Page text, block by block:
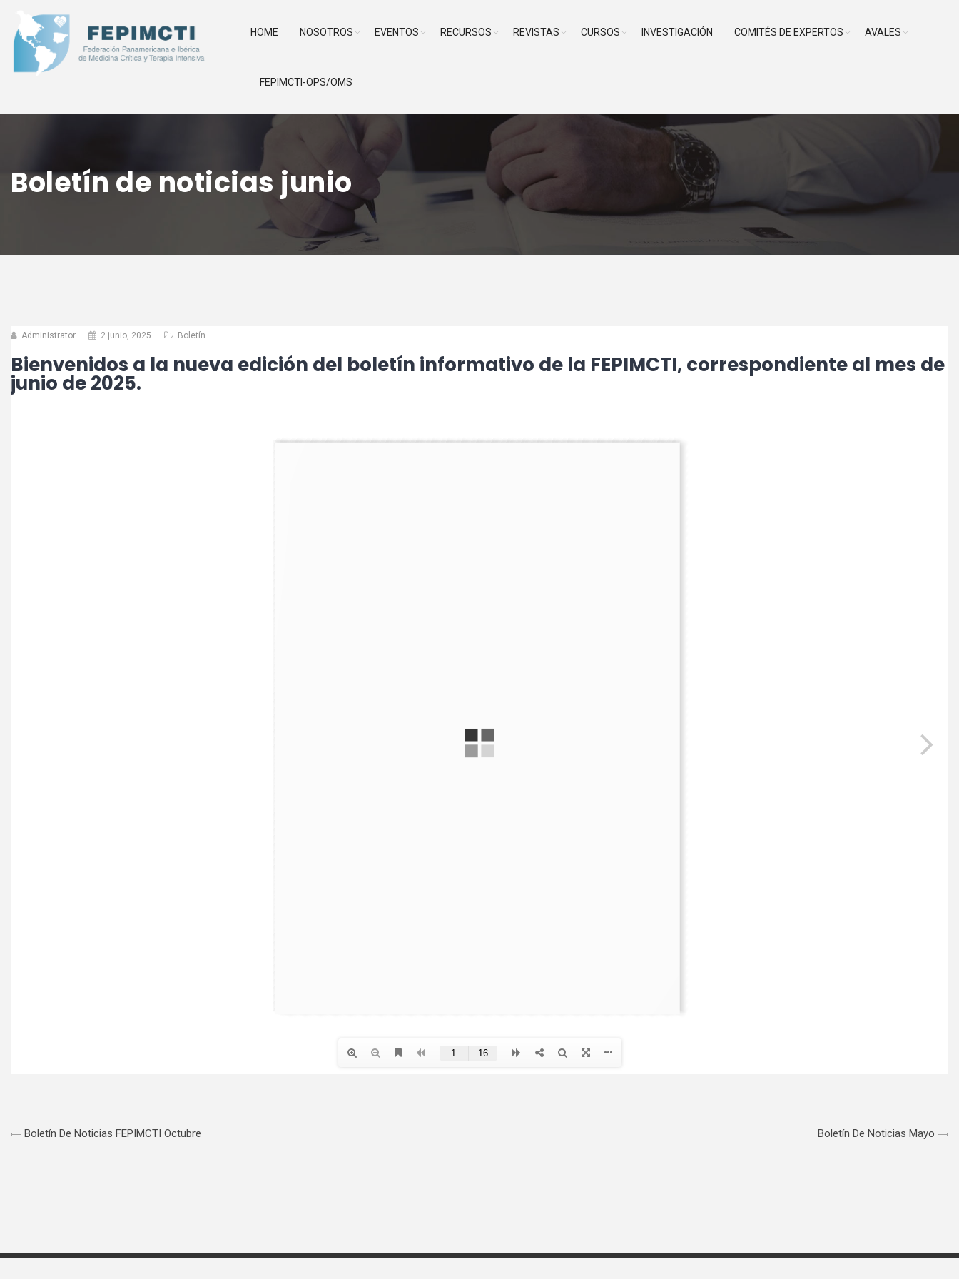
HOME NOSOTROS EVENTOS RECURSOS REVISTAS CURSOS INVESTIGACIÓN COMITÉS DE EXPERTOS AVALES
FEPIMCTI-OPS/OMS
Boletín de noticias junio
Administrator 2 junio, 2025 Boletín
Bienvenidos a la nueva edición del boletín informativo de la FEPIMCTI, correspondiente al mes de
junio de 2025.
Boletín De Noticias FEPIMCTI Octubre Boletín De Noticias Mayo